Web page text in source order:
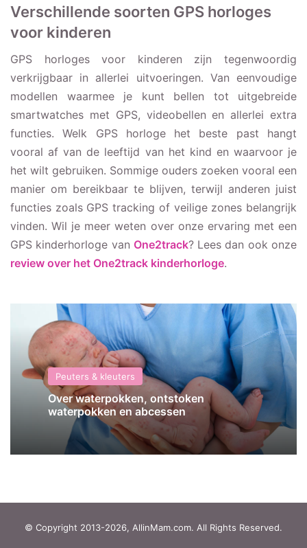
Verschillende soorten GPS horloges
voor kinderen
GPS horloges voor kinderen zijn tegenwoordig
verkrijgbaar in allerlei uitvoeringen. Van eenvoudige
modellen waarmee je kunt bellen tot uitgebreide
smartwatches met GPS, videobellen en allerlei extra
functies. Welk GPS horloge het beste past hangt
vooral af van de leeftijd van het kind en waarvoor je
het wilt gebruiken. Sommige ouders zoeken vooral een
manier om bereikbaar te blijven, terwijl anderen juist
functies zoals GPS tracking of veilige zones belangrijk
vinden. Wil je meer weten over onze ervaring met een
GPS kinderhorloge van One2track? Lees dan ook onze
review over het One2track kinderhorloge.
Peuters & kleuters
Over waterpokken, ontstoken
waterpokken en abcessen
© Copyright 2013-2026, AllinMam.com. All Rights Reserved.